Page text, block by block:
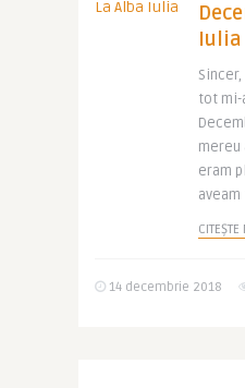
Iulia
tot mi-
mereu
eram
aveam
CITEȘTE
14 decembrie 2018